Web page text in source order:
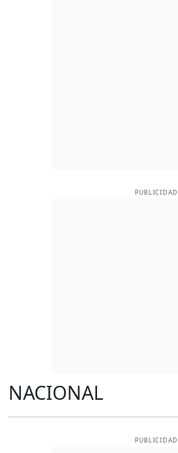
PUBLICIDAD
NACIONAL
PUBLICIDAD